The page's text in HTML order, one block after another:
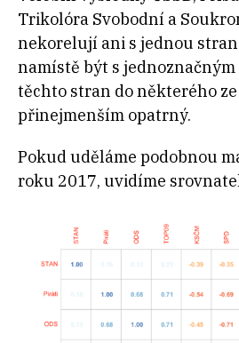
Trikolóra Svobodní a
nekorelují ani s jednou
namístě být s
těchto stran do některého
přinejmenším opatrný.
Pokud uděláme podobnou
roku 2017, uvidíme